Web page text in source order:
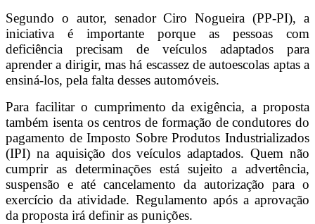
Segundo o autor, senador Ciro Nogueira (PP-PI), a
iniciativa é importante porque as pessoas com
deficiência precisam de veículos adaptados para
aprender a dirigir, mas há escassez de autoescolas aptas a
ensiná-los, pela falta desses automóveis.
Para facilitar o cumprimento da exigência, a proposta
também isenta os centros de formação de condutores do
pagamento de Imposto Sobre Produtos Industrializados
(IPI) na aquisição dos veículos adaptados. Quem não
cumprir as determinações está sujeito a advertência,
suspensão e até cancelamento da autorização para o
exercício da atividade. Regulamento após a aprovação
da proposta irá definir as punições.